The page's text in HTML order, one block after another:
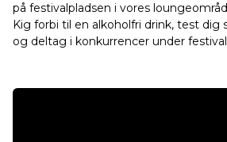
på festivalpladsen i vores
Kig forbi til en alkoholfri drink, test dig
og deltag i konkurrencer under